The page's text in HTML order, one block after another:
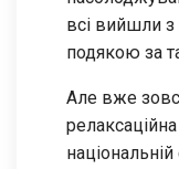
всі вийшли
подякою за
Але вже